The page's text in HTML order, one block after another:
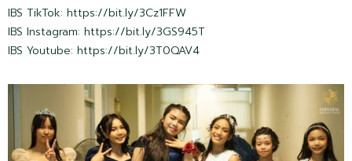
IBS TikTok: https://bit.ly/3Cz1FFW
IBS Instagram: https://bit.ly/3GS945T
IBS Youtube: https://bit.ly/3T0QAV4